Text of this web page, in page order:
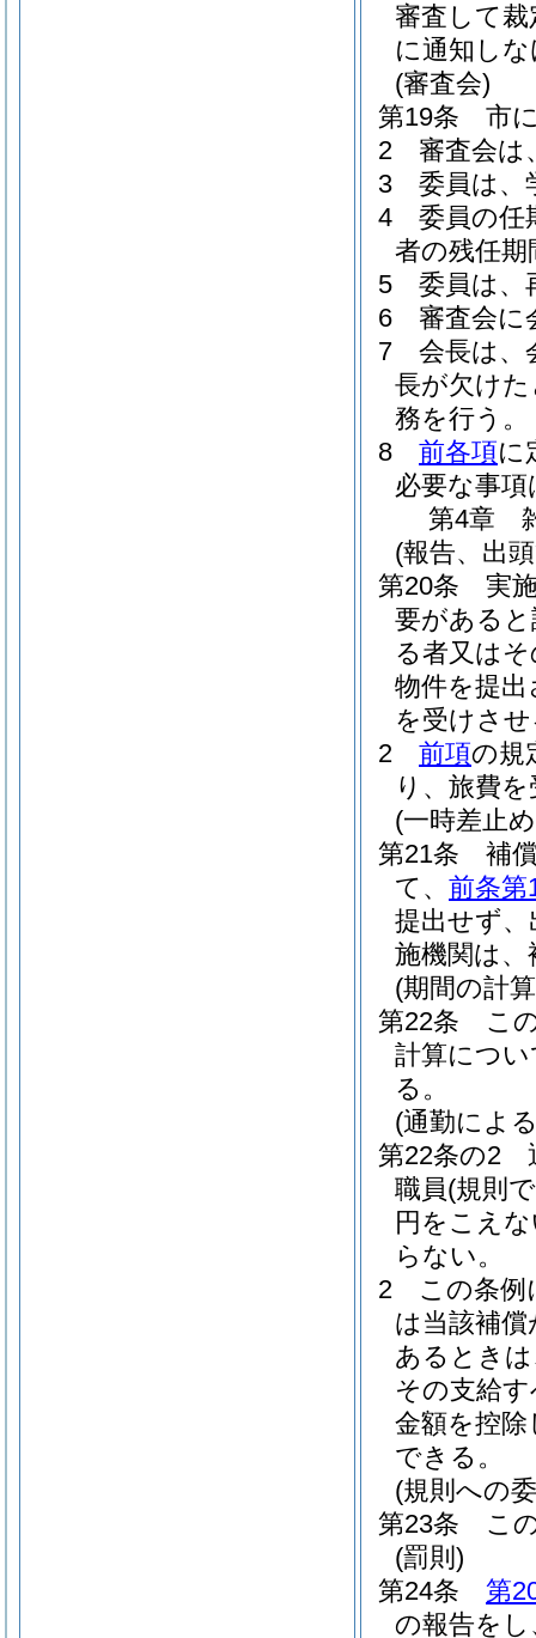
審査して
に通知し
(審査会)
第19条
市
2
審査会は
3
委員は、
4
委員の任
者の残任
5
委員は、
6
審査会に
7
会長は、
長が欠け
務を行う。
8
前各項に
必要な事
第4章
(報告、出
第20条
実
要がある
る者又は
物件を提
を受けさ
2
前項の規
り、旅費
(一時差止
第21条
補
て、 前条第
提出せず
施機関は
(期間の計
第22条
こ
計算につ
る。
(通勤によ
第22条の2
職員(規則
円をこえ
らない。
2
この条例
は当該補
あるとき
その支給
金額を控
できる。
(規則への
第23条
こ
(罰則)
第24条
第
の報告を